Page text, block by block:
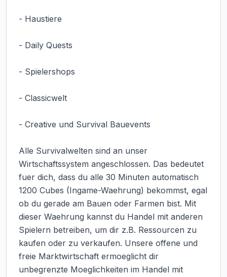
- Haustiere
- Daily Quests
- Spielershops
- Classicwelt
- Creative und Survival Bauevents
Alle Survivalwelten sind an unser
Wirtschaftssystem angeschlossen. Das bedeutet
fuer dich, dass du alle 30 Minuten automatisch
1200 Cubes (Ingame-Waehrung) bekommst, egal
ob du gerade am Bauen oder Farmen bist. Mit
dieser Waehrung kannst du Handel mit anderen
Spielern betreiben, um dir z.B. Ressourcen zu
kaufen oder zu verkaufen. Unsere offene und
freie Marktwirtschaft ermoeglicht dir
unbegrenzte Moeglichkeiten im Handel mit